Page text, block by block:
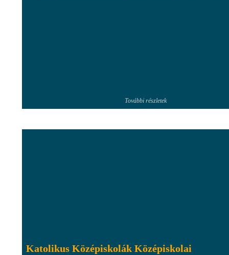
További részletek
Katolikus Középiskolák Középiskolai